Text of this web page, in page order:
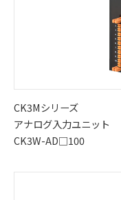
CK3Mシリーズ
アナログ入力ユニット
CK3W-AD□100